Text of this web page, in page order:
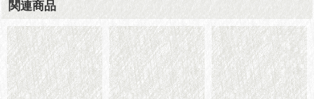
関連商品